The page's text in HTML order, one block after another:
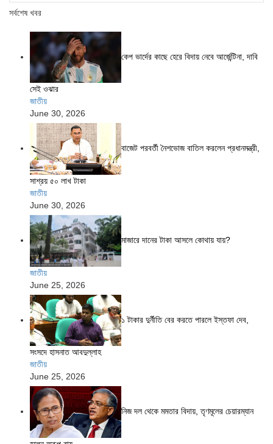
সর্বশেষ খবর
কেপ ভার্দের কাছে হেরে বিদায় নেবে আর্জেন্টিনা, দাবি
সেই ওঝার
জাতীয়
June 30, 2026
বাজেট পরবর্তী নৈশভোজ বাতিল করলেন প্রধানমন্ত্রী,
সাশ্রয় ৫০ লাখ টাকা
জাতীয়
June 30, 2026
মাজারে দানের টাকা আসলে কোথায় যায়?
জাতীয়
June 25, 2026
১ টাকার দুর্নীতি বের করতে পারলে ইস্তফা দেব,
সংসদে হাসনাত আবদুল্লাহ
জাতীয়
June 25, 2026
নিজ দল থেকে মমতার বিদায়, তৃণমূলের চেয়ারম্যান